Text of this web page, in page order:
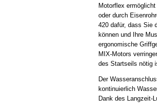
Motorflex
oder durch
420 dafür, dass Sie
können und Ihre
ergonomische
MIX-Motors
des Startseils nötig
Der
kontinuierlich
Dank des Langzeit-